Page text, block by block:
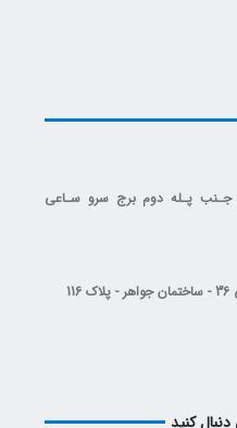
جـنب پـله دوم برج سرو سـاعی
کنید